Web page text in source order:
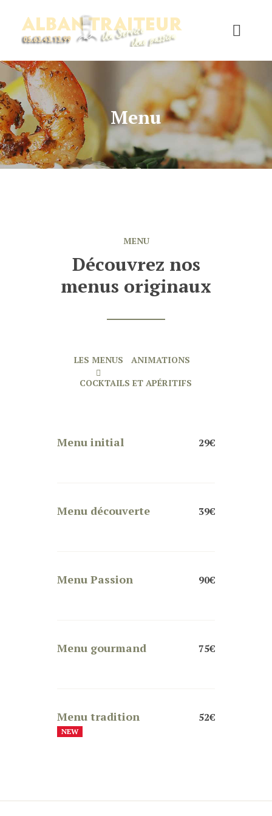
Menu
MENU
Découvrez nos
menus originaux
LES MENUS
ANIMATIONS
COCKTAILS ET APÉRITIFS
29€
Menu initial
39€
Menu découverte
90€
Menu Passion
75€
Menu gourmand
52€
Menu tradition
NEW